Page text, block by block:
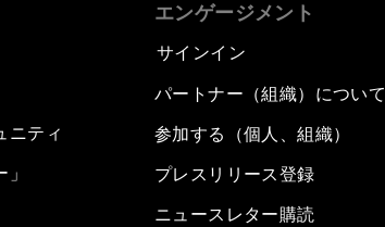
ニティ
エンゲージメント
サインイン
パートナー（組織）について
参加する（個人、組織）
プレスリリース登録
ニュースレター購読